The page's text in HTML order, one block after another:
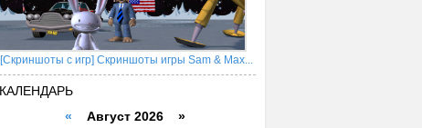
[Скриншоты с игр] Скриншоты игры Sam & Max...
КАЛЕНДАРЬ
« Август 2026 »